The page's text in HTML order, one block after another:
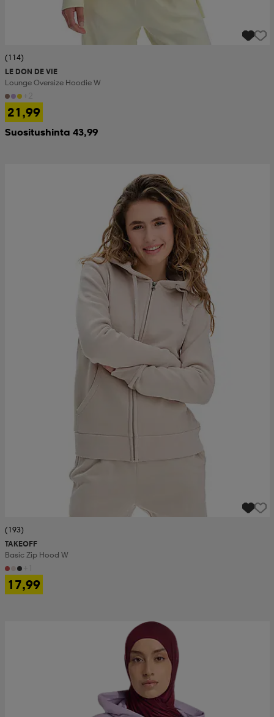
(114)
LE DON DE VIE
Lounge Oversize Hoodie W
21,99
Suositushinta 43,99
(193)
TAKEOFF
Basic Zip Hood W
17,99